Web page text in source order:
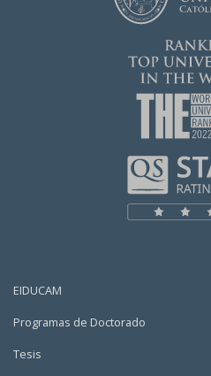
EIDUCAM
Programas de Doctorado
Tesis